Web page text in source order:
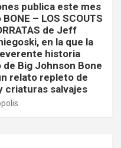
publica este mes
– LOS SCOUTS
de Jeff
en la que la
historia
Big Johnson Bone
relato repleto de
criaturas salvajes